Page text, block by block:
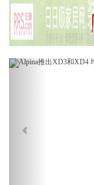
Previous